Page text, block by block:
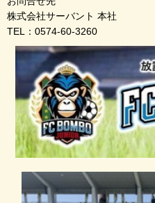
株式会社サーバント 本社
TEL：0574-60-3260